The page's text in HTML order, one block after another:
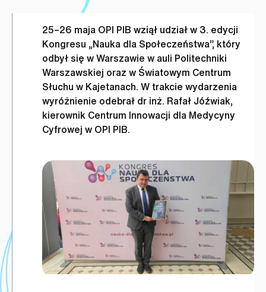
25–26 maja OPI PIB wziął udział w 3. edycji
Kongresu „Nauka dla Społeczeństwa”, który
odbył się w Warszawie w auli Politechniki
Warszawskiej oraz w Światowym Centrum
Słuchu w Kajetanach. W trakcie wydarzenia
wyróżnienie odebrał dr inż. Rafał Jóźwiak,
kierownik Centrum Innowacji dla Medycyny
Cyfrowej w OPI PIB.